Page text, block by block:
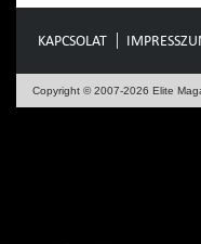
KAPCSOLAT
Copyright © 2007-2026 Elite